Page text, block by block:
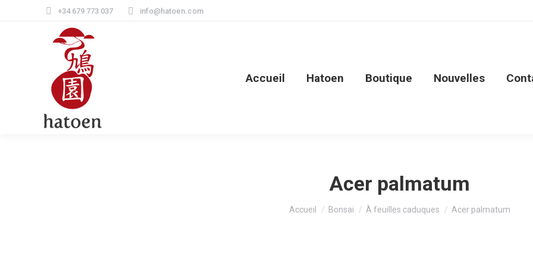
+34 679 773 037 info@hatoen.com
Accueil Hatoen Boutique Nouvelles
Acer palmatum
Accueil Bonsai À feuilles caduques Acer palmatum